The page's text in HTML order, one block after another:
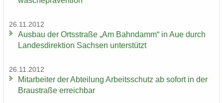
26.11.2012
Aus­bau der Orts­stra­ße „Am Bahn­damm“ in Aue durch
Lan­des­di­rek­ti­on Sach­sen un­ter­stützt
26.11.2012
Mit­ar­bei­ter der Ab­tei­lung Ar­beits­schutz ab so­fort in der
Brau­stra­ße er­reich­bar